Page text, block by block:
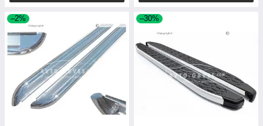
–2% –30%